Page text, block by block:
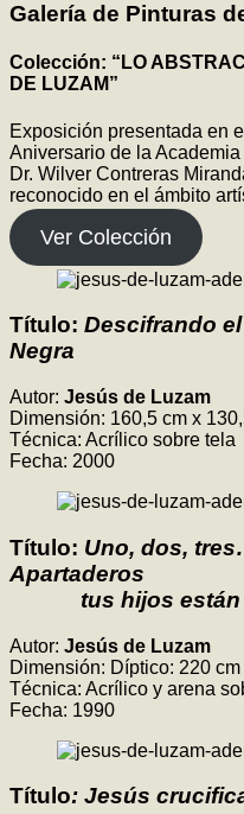
Galería de Pinturas
Colección: “LO
DE LUZAM”
Exposición presentada en
Aniversario de la
Dr. Wilver Contreras
reconocido en el ámbito
Ver Colección
Título: Descifrando
Negra
Autor: Jesús de Luzam
Dimensión: 160,5 cm x
Técnica: Acrílico sobre tela
Fecha: 2000
Título: Uno, dos,
Apartaderos
tus hijos están
Autor: Jesús de Luzam
Dimensión: Díptico: 220
Técnica: Acrílico y arena
Fecha: 1990
Título: Jesús